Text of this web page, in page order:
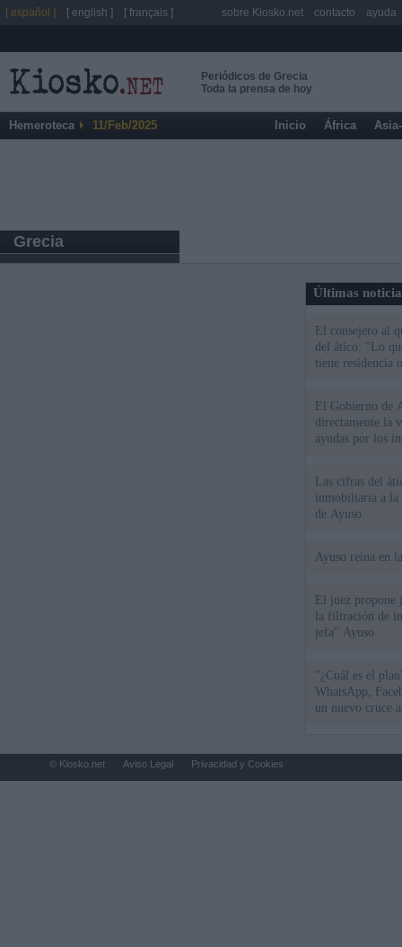
Periódicos de Grecia
Toda la prensa de hoy
Hemeroteca 11/Feb/2025 Inicio África
Grecia
Últimas
El consejero al
del ático: "Lo
tiene residencia
El Gobierno de
directamente la
ayudas por los
Las cifras del
inmobiliaria a la
de Ayuso
Ayuso reina en
El juez propone
la filtración de
jefa" Ayuso
"¿Cuál es el
WhatsApp,
un nuevo cruce
[ español ] [ english ] [ français ] sobre Kiosko.net contacto ayuda
© Kiosko.net Aviso Legal Privacidad y Cookies